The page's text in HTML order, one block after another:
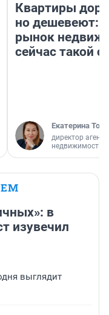
Квартиры
но дешевеют:
рынок
сейчас такой
Екатерина
директор
недвижимости
в
изувечил
выглядит